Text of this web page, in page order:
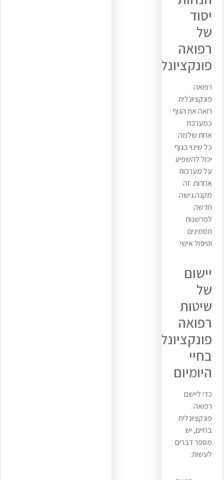
יסוד
של
רפואה
פונקציונלית
רפואה
פונקציונלית
רואה את הגוף
כמערכת
אחת שלמה.
כל שינוי בגוף
יכול להשפיע
על מערכות
אחרות. זה
מקנה גישה
חדשה
לפרשנות
תסמינים
וטיפול אישי.
יישום
של
שיטות
רפואה
פונקציונלית
בחיי
היומיום
כדי ליישם
רפואה
פונקציונלית
בחיים, יש
מספר דברים
לעשות: